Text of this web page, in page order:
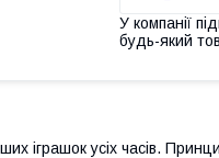
У компанії
будь-який
іграшок усіх часів.